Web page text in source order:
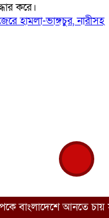
আনতে চায় সরকার
করে।
হামলা-ভাঙ্গচুর, নারীসহ